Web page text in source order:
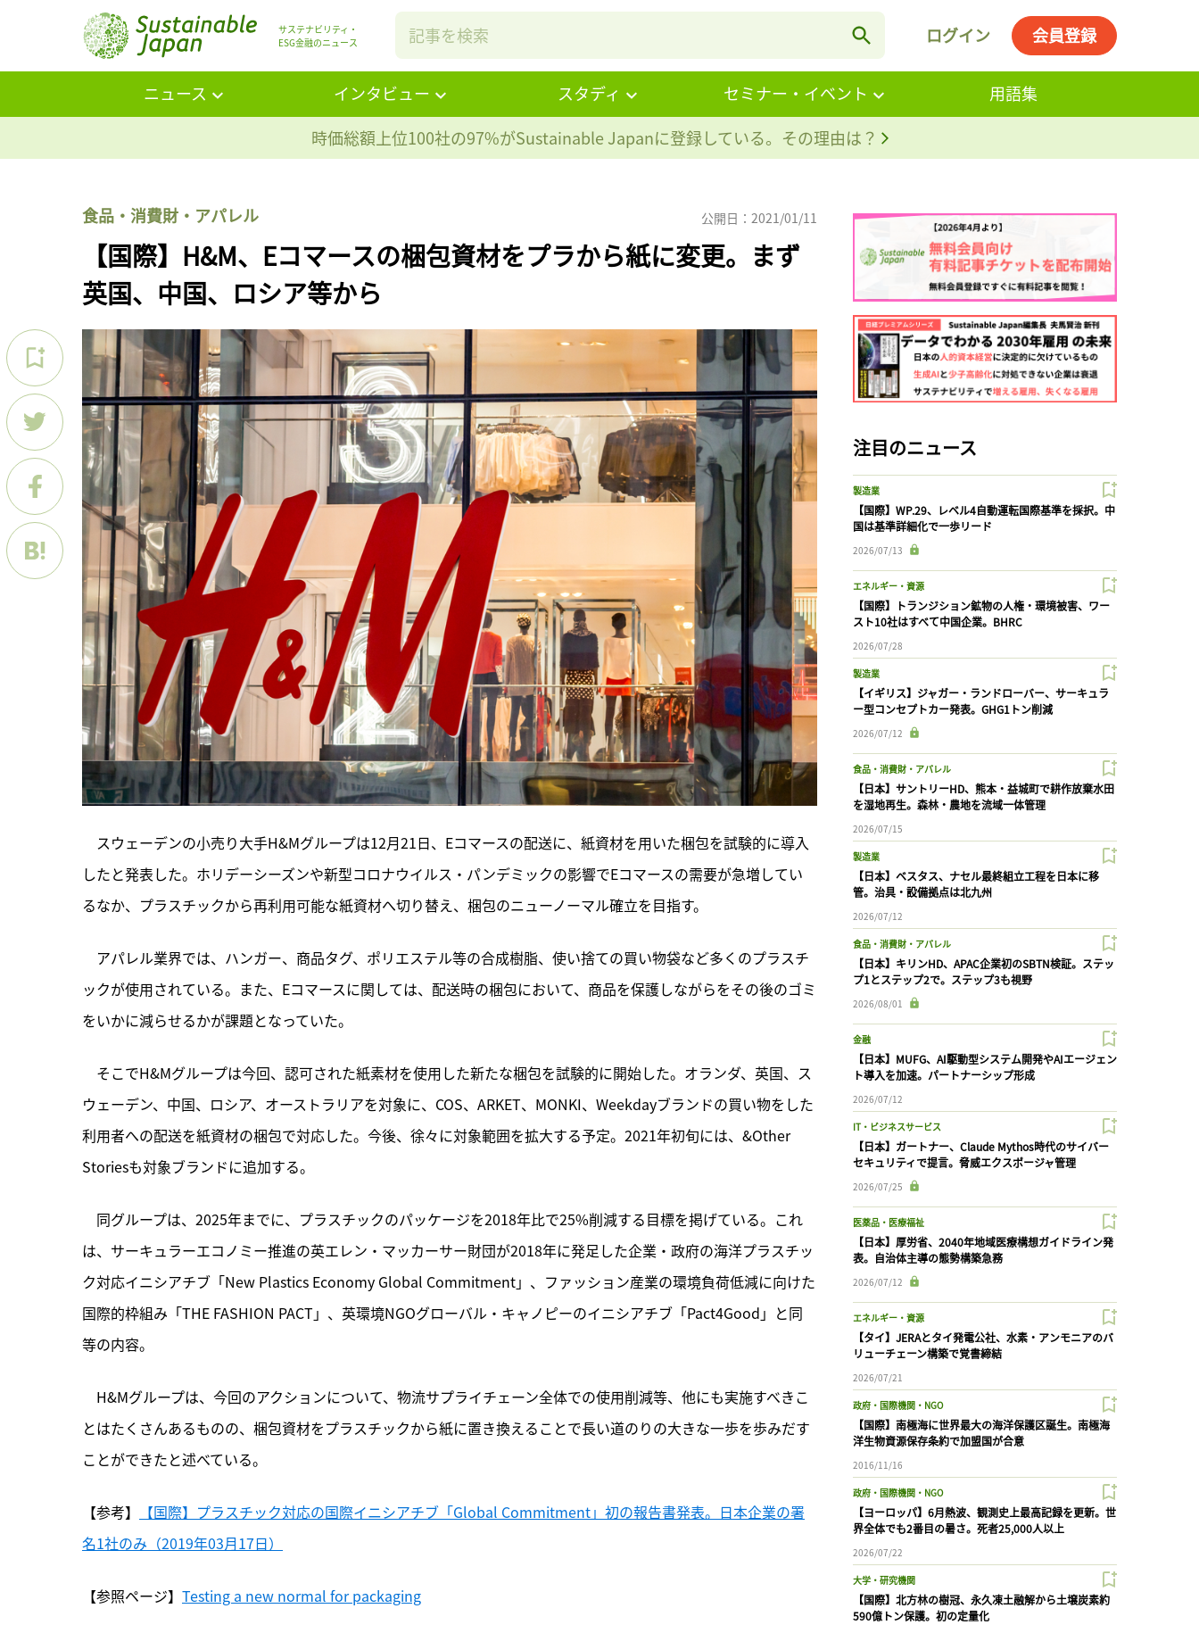
サステナビリティ・
ESG金融のニュース
ログイン 会員登録
ニュース インタビュー スタディ セミナー・イベント
用語集
時価総額上位100社の97%がSustainable Japanに登録している。その理由は？
食品・消費財・アパレル 公開日：2021/01/11
【国際】H&M、Eコマースの梱包資材をプラから紙に変更。まず
英国、中国、ロシア等から
スウェーデンの小売り大手H&Mグループは12月21日、Eコマースの配送に、紙資材を用いた梱包を試験的に導入
したと発表した。ホリデーシーズンや新型コロナウイルス・パンデミックの影響でEコマースの需要が急増してい
るなか、プラスチックから再利用可能な紙資材へ切り替え、梱包のニューノーマル確立を目指す。
アパレル業界では、ハンガー、商品タグ、ポリエステル等の合成樹脂、使い捨ての買い物袋など多くのプラスチ
ックが使用されている。また、Eコマースに関しては、配送時の梱包において、商品を保護しながらをその後のゴミ
をいかに減らせるかが課題となっていた。
そこでH&Mグループは今回、 認可された紙素材を使用した新たな梱包を試験的に開始した。オランダ、英国、ス
ウェーデン、中国、ロシア、オーストラリアを対象に、COS、ARKET、MONKI、Weekdayブランドの買い物をした
利用者への配送を紙資材の梱包で対応した。今後、徐々に対象範囲を拡大する予定。2021年初旬には、&Other
Storiesも対象ブランドに追加する。
同グループは、2025年までに、プラスチックのパッケージを2018年比で25%削減する目標を掲げている。これ
は、サーキュラーエコノミー推進の英エレン・マッカーサー財団が2018年に発足した企業・政府の海洋プラスチッ
ク対応イニシアチブ「New Plastics Economy Global Commitment」、ファッション産業の環境負荷低減に向けた
国際的枠組み「THE FASHION PACT」、英環境NGOグローバル・キャノピーのイニシアチブ「Pact4Good」と同
等の内容。
H&Mグループは、今回のアクションについて、物流サプライチェーン全体での使用削減等、他にも実施すべきこ
とはたくさんあるものの、梱包資材をプラスチックから紙に置き換えることで長い道のりの大きな一歩を歩みだす
ことができたと述べている。
【参考】
【国際】プラスチック対応の国際イニシアチブ「Global Commitment」初の報告書発表。日本企業の署
名1社のみ（2019年03月17日）
【参照ページ】 Testing a new normal for packaging
注目のニュース
製造業
【国際】WP.29、レベル4自動運転国際基準を採択。中
国は基準詳細化で一歩リード
2026/07/13
エネルギー・資源
【国際】トランジション鉱物の人権・環境被害、ワー
スト10社はすべて中国企業。BHRC
2026/07/28
製造業
【イギリス】ジャガー・ランドローバー、サーキュラ
ー型コンセプトカー発表。GHG1トン削減
2026/07/12
食品・消費財・アパレル
【日本】サントリーHD、熊本・益城町で耕作放棄水田
を湿地再生。森林・農地を流域一体管理
2026/07/15
製造業
【日本】ベスタス、ナセル最終組立工程を日本に移
管。治具・設備拠点は北九州
2026/07/12
食品・消費財・アパレル
【日本】キリンHD、APAC企業初のSBTN検証。ステッ
プ1とステップ2で。ステップ3も視野
2026/08/01
金融
【日本】MUFG、AI駆動型システム開発やAIエージェン
ト導入を加速。パートナーシップ形成
2026/07/12
IT・ビジネスサービス
【日本】ガートナー、Claude Mythos時代のサイバー
セキュリティで提言。脅威エクスポージャ管理
2026/07/25
医薬品・医療福祉
【日本】厚労省、2040年地域医療構想ガイドライン発
表。自治体主導の態勢構築急務
2026/07/12
エネルギー・資源
【タイ】JERAとタイ発電公社、水素・アンモニアのバ
リューチェーン構築で覚書締結
2026/07/21
政府・国際機関・NGO
【国際】南極海に世界最大の海洋保護区誕生。南極海
洋生物資源保存条約で加盟国が合意
2016/11/16
政府・国際機関・NGO
【ヨーロッパ】6月熱波、観測史上最高記録を更新。世
界全体でも2番目の暑さ。死者25,000人以上
2026/07/22
大学・研究機関
【国際】北方林の樹冠、永久凍土融解から土壌炭素約
590億トン保護。初の定量化